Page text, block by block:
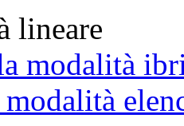
lineare
modalità
modalità